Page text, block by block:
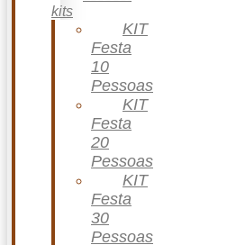
kits
KIT
Festa
10
Pessoas
KIT
Festa
20
Pessoas
KIT
Festa
30
Pessoas